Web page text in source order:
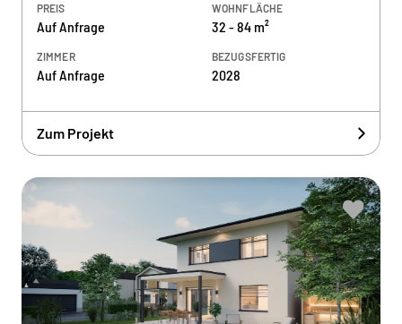
PREIS
Auf Anfrage
WOHNFLÄCHE
32 - 84 m²
ZIMMER
Auf Anfrage
BEZUGSFERTIG
2028
Zum Projekt